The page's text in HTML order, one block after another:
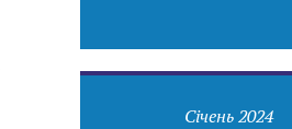
Січень 2024